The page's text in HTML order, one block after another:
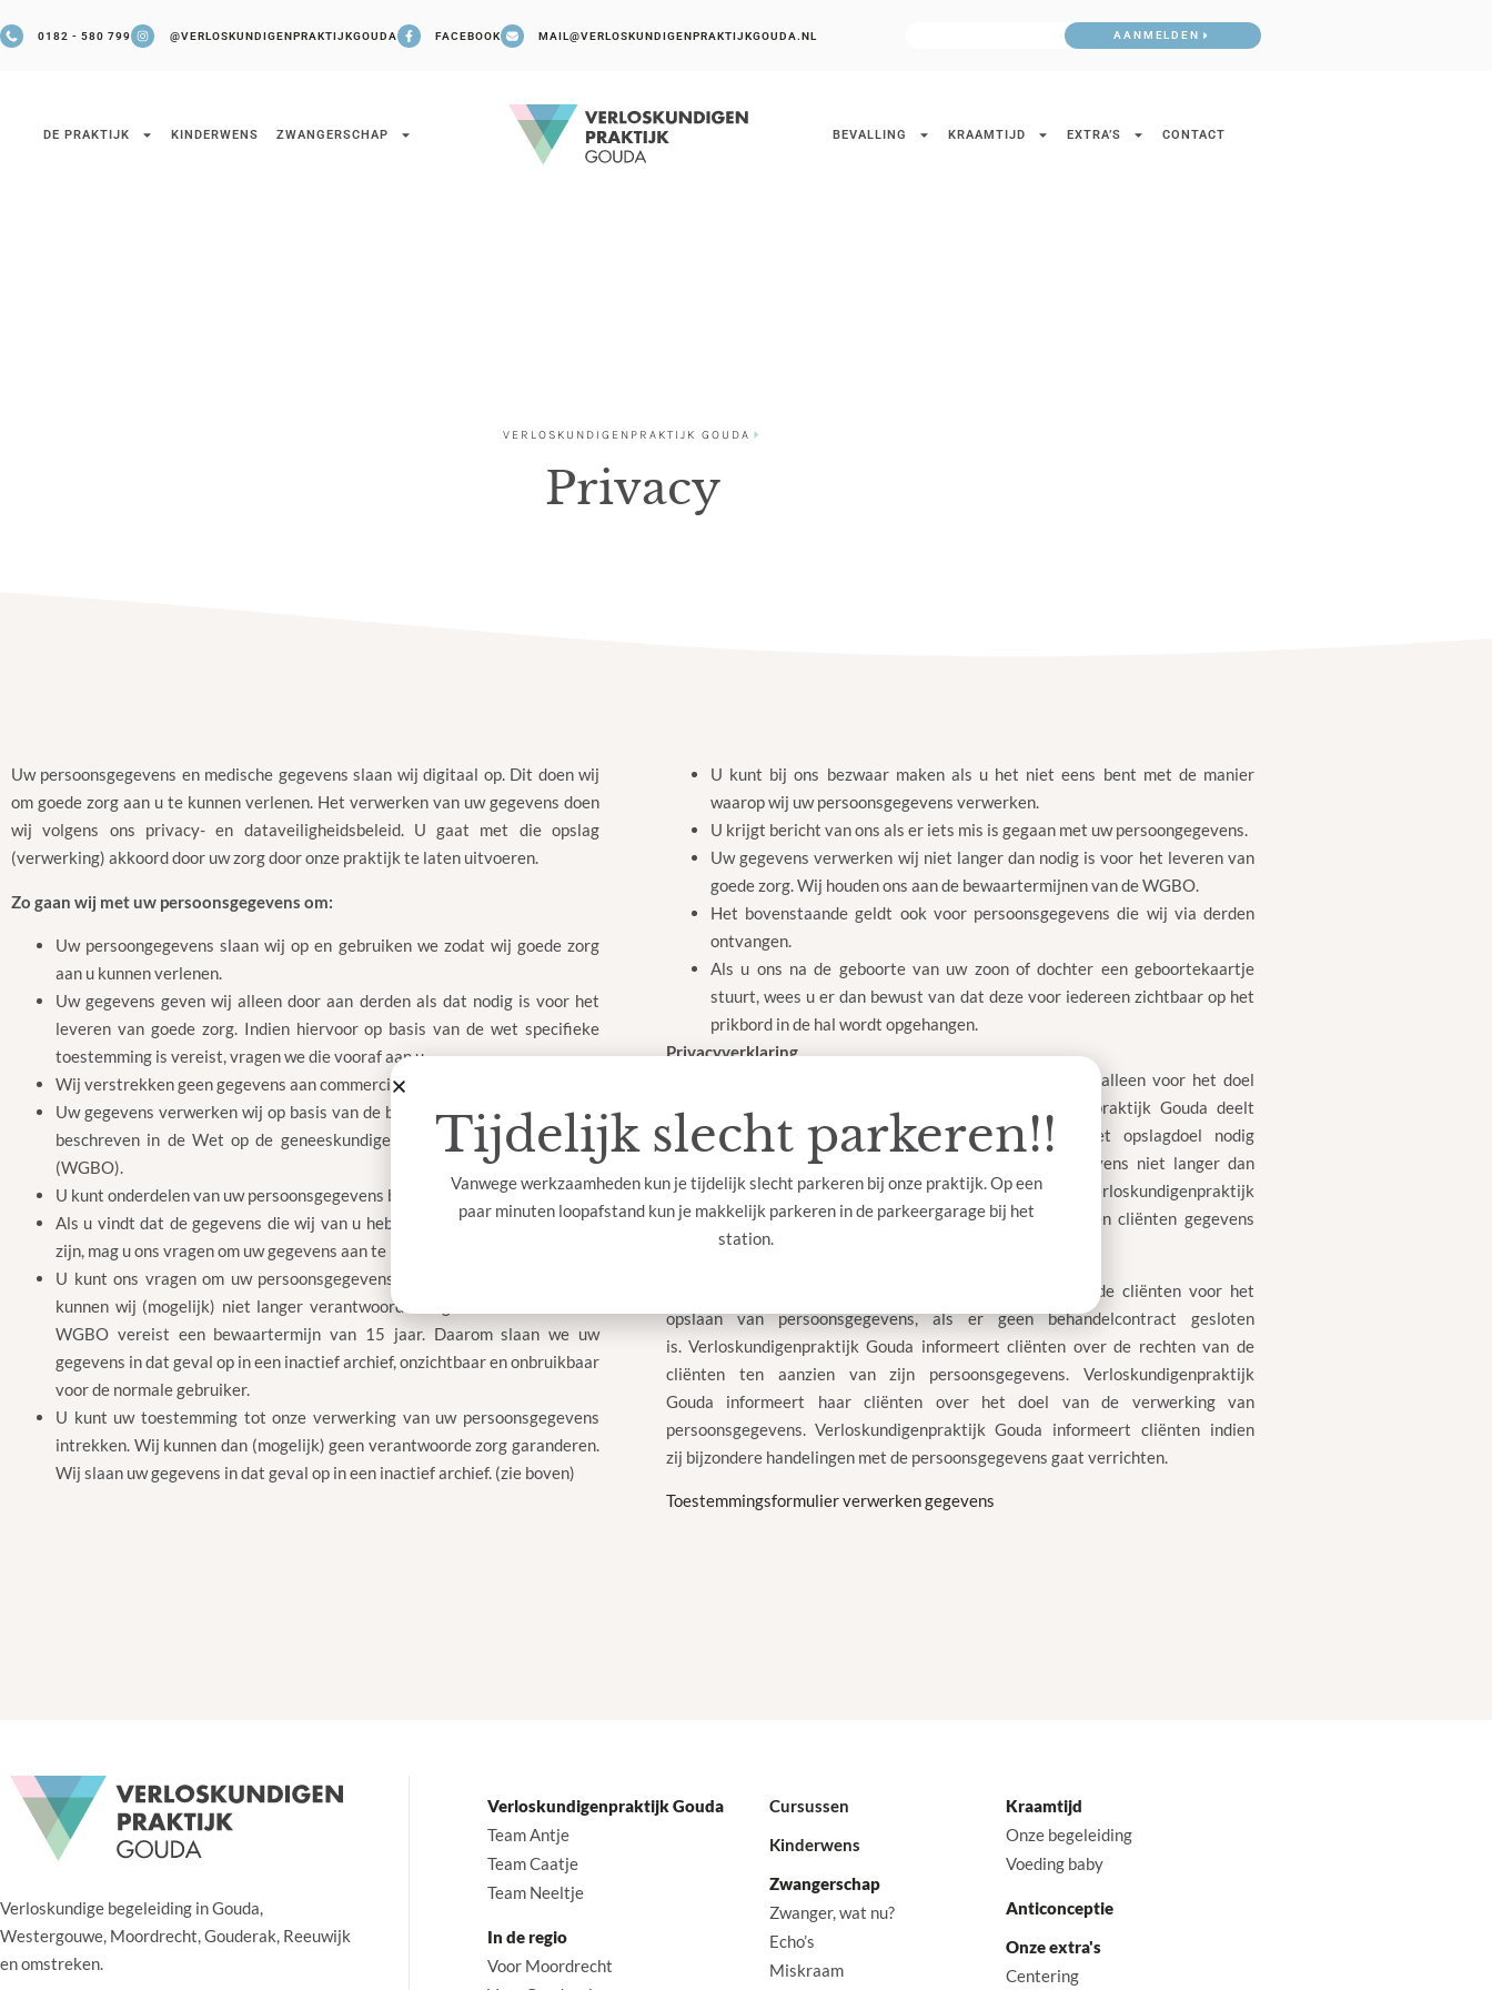
0182 - 580 799 @VERLOSKUNDIGENPRAKTIJKGOUDA FACEBOOK MAIL@VERLOSKUNDIGENPRAKTIJKGOUDA.NL AANMELDEN
DE PRAKTIJK KINDERWENS ZWANGERSCHAP BEVALLING KRAAMTIJD EXTRA’S CONTACT
VERLOSKUNDIGENPRAKTIJK GOUDA
Privacy
Uw persoonsgegevens en medische gegevens slaan wij digitaal op. Dit doen wij
om goede zorg aan u te kunnen verlenen. Het verwerken van uw gegevens doen
wij volgens ons privacy- en dataveiligheidsbeleid. U gaat met die opslag
(verwerking) akkoord door uw zorg door onze praktijk te laten uitvoeren.
Zo gaan wij met uw persoonsgegevens om:
Uw persoongegevens slaan wij op en gebruiken we zodat wij goede zorg
aan u kunnen verlenen.
Uw gegevens geven wij alleen door aan derden als dat nodig is voor het
leveren van goede zorg. Indien hiervoor op basis van de wet specifieke
toestemming is vereist, vragen we die vooraf aan u.
Wij verstrekken geen gegevens aan commerciele partijen.
Uw gegevens verwerken wij op basis van de behandelovereenkomst zoals
beschreven in de Wet op de geneeskundige behandelingsovereenkomst
(WGBO).
U kunt onderdelen van uw persoonsgegevens bekijken. Vraag het ons.
Als u vindt dat de gegevens die wij van u hebben opgeslagen niet correct
zijn, mag u ons vragen om uw gegevens aan te passen.
U kunt ons vragen om uw persoonsgegevens te wissen. Als wij dit doen
kunnen wij (mogelijk) niet langer verantwoorde zorg aan u verlenen. De
WGBO vereist een bewaartermijn van 15 jaar. Daarom slaan we uw
gegevens in dat geval op in een inactief archief, onzichtbaar en onbruikbaar
voor de normale gebruiker.
U kunt uw toestemming tot onze verwerking van uw persoonsgegevens
intrekken. Wij kunnen dan (mogelijk) geen verantwoorde zorg garanderen.
Wij slaan uw gegevens in dat geval op in een inactief archief. (zie boven)
U kunt bij ons bezwaar maken als u het niet eens bent met de manier
waarop wij uw persoonsgegevens verwerken.
U krijgt bericht van ons als er iets mis is gegaan met uw persoongegevens.
Uw gegevens verwerken wij niet langer dan nodig is voor het leveren van
goede zorg. Wij houden ons aan de bewaartermijnen van de WGBO.
Het bovenstaande geldt ook voor persoonsgegevens die wij via derden
ontvangen.
Als u ons na de geboorte van uw zoon of dochter een geboortekaartje
stuurt, wees u er dan bewust van dat deze voor iedereen zichtbaar op het
prikbord in de hal wordt opgehangen.
Privacyverklaring
gebruikt cliëntengegevens alleen voor het doel
waarvoor de gegevens zijn opgeslagen.
Verloskundigenpraktijk Gouda deelt
cliëntengegevens niet met derden, tenzij dit voor het opslagdoel nodig
Verloskundigenpraktijk Gouda
bewaart cliënten gegevens niet langer dan
nodig is op basis van het opslagdoel van de gegevens.
Verloskundigenpraktijk
Goudahoudt met alle mogelijke middelen en maatregelen cliënten gegevens
veilig voor inzage van onbevoegden.
vraagt toestemming aan de cliënten voor het
opslaan van persoonsgegevens, als er geen behandelcontract gesloten
is. Verloskundigenpraktijk Gouda informeert cliënten over de rechten van de
cliënten ten aanzien van zijn persoonsgegevens. Verloskundigenpraktijk
Gouda informeert haar cliënten over het doel van de verwerking van
persoonsgegevens. Verloskundigenpraktijk Gouda informeert cliënten indien
zij bijzondere handelingen met de persoonsgegevens gaat verrichten.
Toestemmingsformulier verwerken gegevens
Verloskundige begeleiding in Gouda,
Westergouwe, Moordrecht, Gouderak, Reeuwijk
en omstreken.
Verloskundigenpraktijk Gouda
Team Antje
Team Caatje
Team Neeltje
In de regio
Voor Moordrecht
Cursussen
Kinderwens
Zwangerschap
Zwanger, wat nu?
Echo’s
Miskraam
Kraamtijd
Onze begeleiding
Voeding baby
Anticonceptie
Onze extra's
Centering
Tijdelijk slecht parkeren!!
Vanwege werkzaamheden kun je tijdelijk slecht parkeren bij onze praktijk. Op een
paar minuten loopafstand kun je makkelijk parkeren in de parkeergarage bij het
station.